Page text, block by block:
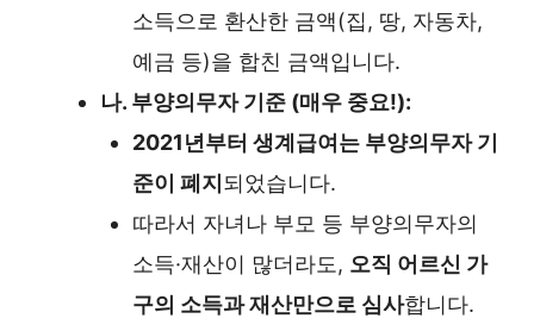
소득으로 환산한 금액(집, 땅, 자동차,
예금 등)을 합친 금액입니다.
나. 부양의무자 기준 (매우 중요!):
2021년부터 생계급여는 부양의무자 기
준이 폐지 되었습니다.
따라서 자녀나 부모 등 부양의무자의
소득·재산이 많더라도, 오직 어르신 가
구의 소득과 재산만으로 심사합니다.